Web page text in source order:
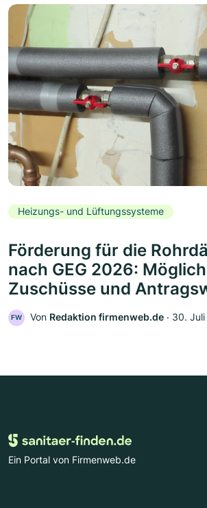
Heizungs- und Lüftungssysteme
Förderung für die
nach GEG 2026:
Zuschüsse und
FW Von Redaktion firmenweb.de ‧ 30.
Ein Portal von Firmenweb.de